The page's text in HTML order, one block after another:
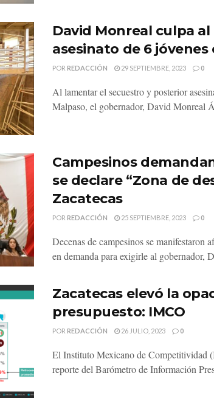
David Monreal culpa
asesinato de 6 jóvenes
POR REDACCIÓN 29 SEPTIEMBRE, 2023 0
Al lamentar el secuestro y posterior
Malpaso, el gobernador, David Monreal
Campesinos
se declare “Zona de
Zacatecas
POR REDACCIÓN 25 SEPTIEMBRE, 2023 0
Decenas de campesinos se manifestaron
en demanda para exigirle al gobernador,
Zacatecas elevó la
presupuesto: IMCO
POR REDACCIÓN 26 JULIO, 2023 0
El Instituto Mexicano de Competitividad
reporte del Barómetro de Información